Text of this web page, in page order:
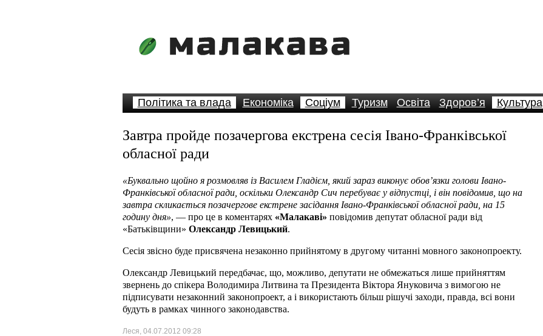
Політика та влада Економіка Соціум Туризм Освіта Здоров’я Культура
Завтра пройде позачергова екстрена сесія Івано-Франківської
обласної ради
«Буквально щойно я розмовляв із Василем Гладієм, який зараз виконує обов’язки голови Івано-
Франківської обласної ради, оскільки Олександр Сич перебуває у відпустці, і він повідомив, що на
завтра скликається позачергове екстрене засідання Івано-Франківської обласної ради, на 15
годину дня», — про це в коментарях «Малакаві» повідомив депутат обласної ради від
«Батьківщини» Олександр Левицький.
Сесія звісно буде присвячена незаконно прийнятому в другому читанні мовного законопроекту.
Олександр Левицький передбачає, що, можливо, депутати не обмежаться лише прийняттям
звернень до спікера Володимира Литвина та Президента Віктора Януковича з вимогою не
підписувати незаконний законопроект, а і використають більш рішучі заходи, правда, всі вони
будуть в рамках чинного законодавства.
Леся, 04.07.2012 09:28